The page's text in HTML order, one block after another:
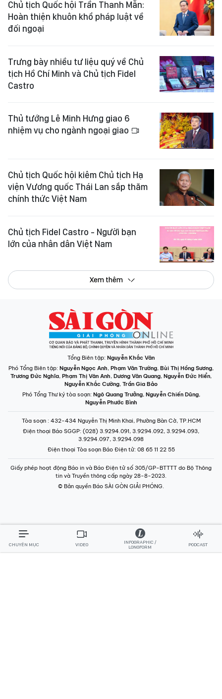
Chủ tịch Quốc hội Trần Thanh Mẫn:
Hoàn thiện khuôn khổ pháp luật về
đối ngoại
Trưng bày nhiều tư liệu quý về Chủ
tịch Hồ Chí Minh và Chủ tịch Fidel
Castro
Thủ tướng Lê Minh Hưng giao 6
nhiệm vụ cho ngành ngoại giao
Chủ tịch Quốc hội kiêm Chủ tịch Hạ
viện Vương quốc Thái Lan sắp thăm
chính thức Việt Nam
Chủ tịch Fidel Castro - Người bạn
lớn của nhân dân Việt Nam
Xem thêm
Tổng Biên tập: Nguyễn Khắc Văn
Phó Tổng Biên tập: Nguyễn Ngọc Anh, Phạm Văn Trường, Bùi Thị Hồng Sương,
Trương Đức Nghĩa, Phạm Thị Vân Anh, Dương Văn Quang, Nguyễn Đức Hiển,
Nguyễn Khắc Cường, Trần Gia Bảo
Phó Tổng Thư ký tòa soạn: Ngô Quang Trưởng, Nguyễn Chiến Dũng,
Nguyễn Phước Bình
Tòa soạn : 432-434 Nguyễn Thị Minh Khai, Phường Bàn Cờ, TP.HCM
Điện thoại Báo SGGP: (028) 3.9294.091, 3.9294.092, 3.9294.093,
3.9294.097, 3.9294.098
Điện thoại Tòa soạn Báo Điện tử: 08 65 11 22 55
Giấy phép hoạt động Báo in và Báo Điện tử số 305/GP-BTTTT do Bộ Thông
tin và Truyền thông cấp ngày 28-8-2023.
© Bản quyền Báo SÀI GÒN GIẢI PHÓNG.
CHUYÊN MỤC VIDEO
INFOGRAPHIC /
LONGFORM
PODCAST